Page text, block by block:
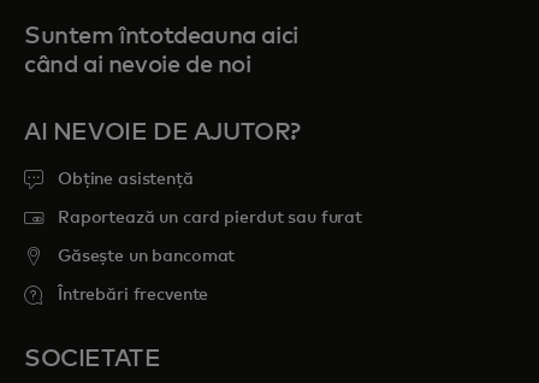
Suntem întotdeauna aici
când ai nevoie de noi
AI NEVOIE DE AJUTOR?
Obține asistență
Raportează un card pierdut sau furat
Găsește un bancomat
Întrebări frecvente
SOCIETATE